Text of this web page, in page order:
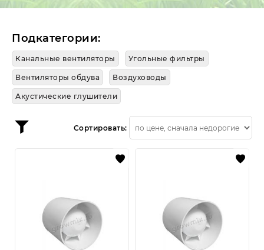
Возврат товаров и денежных средств
Частые вопросы
О нас
Отзывы
Обратная связь
Подкатегории:
Канальные вентиляторы Угольные фильтры
Вентиляторы обдува Воздуховоды
Акустические глушители
Сортировать: